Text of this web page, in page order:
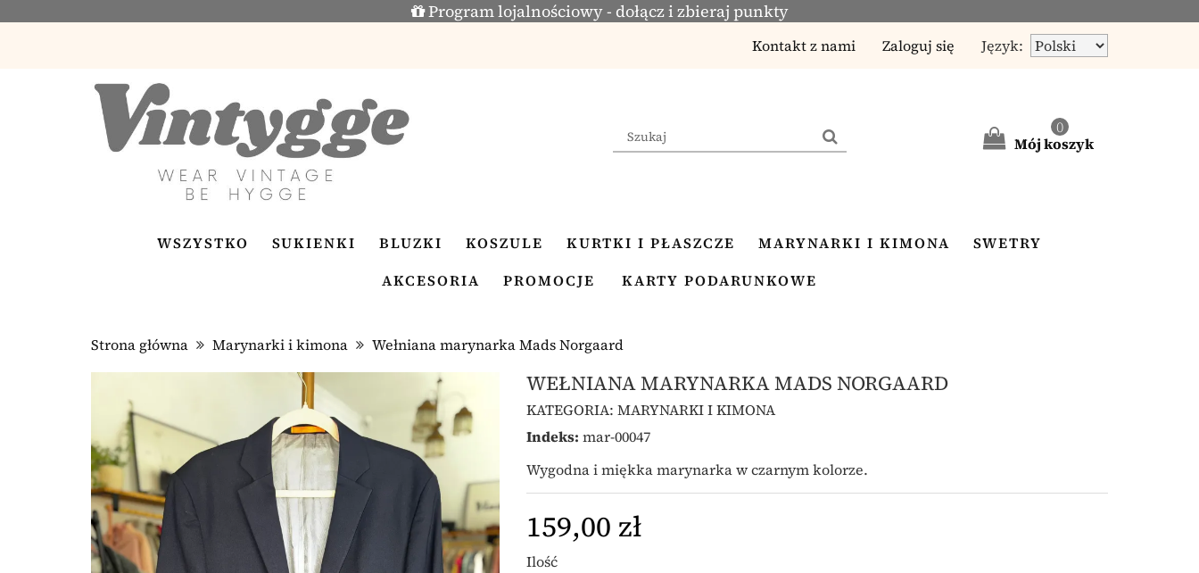
Program lojalnościowy - dołącz i zbieraj punkty
Kontakt z nami Zaloguj się Język:
Mój koszyk
0
WSZYSTKO SUKIENKI BLUZKI KOSZULE KURTKI I PŁASZCZE MARYNARKI I KIMONA
SWETRY
AKCESORIA
PROMOCJE KARTY PODARUNKOWE
Strona główna Marynarki i kimona Wełniana marynarka Mads Norgaard
WEŁNIANA MARYNARKA MADS NORGAARD
KATEGORIA: MARYNARKI I KIMONA
Indeks: mar-00047
Wygodna i miękka marynarka w czarnym kolorze.
159,00 zł
Ilość